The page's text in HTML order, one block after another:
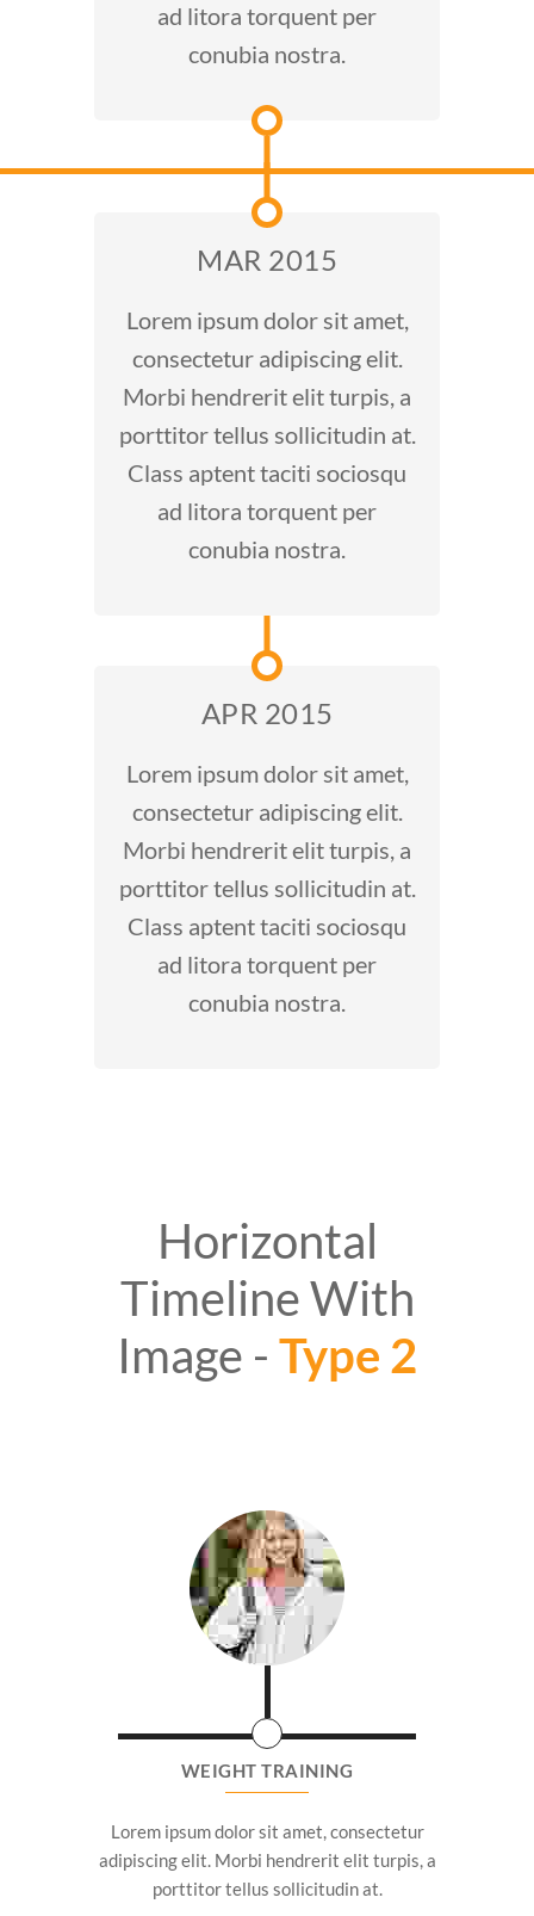
ad litora torquent per
conubia nostra.
MAR 2015
Lorem ipsum dolor sit amet,
consectetur adipiscing elit.
Morbi hendrerit elit turpis, a
porttitor tellus sollicitudin at.
Class aptent taciti sociosqu
ad litora torquent per
conubia nostra.
APR 2015
Lorem ipsum dolor sit amet,
consectetur adipiscing elit.
Morbi hendrerit elit turpis, a
porttitor tellus sollicitudin at.
Class aptent taciti sociosqu
ad litora torquent per
conubia nostra.
Horizontal
Timeline With
Image - Type 2
WEIGHT TRAINING
Lorem ipsum dolor sit amet, consectetur
adipiscing elit. Morbi hendrerit elit turpis, a
porttitor tellus sollicitudin at.